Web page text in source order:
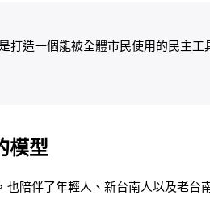
打造一個能被全體市民使用的民主工
模型
陪伴了年輕人、新台南人以及老台